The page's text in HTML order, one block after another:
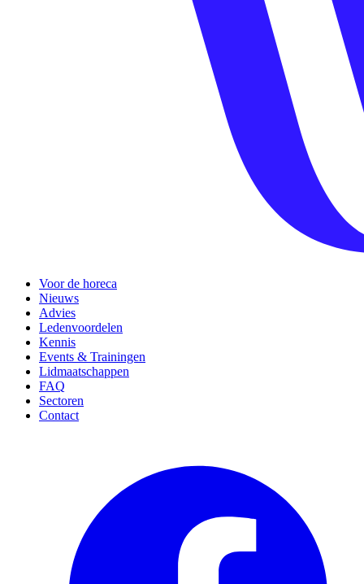
Voor de horeca
Nieuws
Advies
Ledenvoordelen
Kennis
Events & Trainingen
Lidmaatschappen
FAQ
Sectoren
Contact